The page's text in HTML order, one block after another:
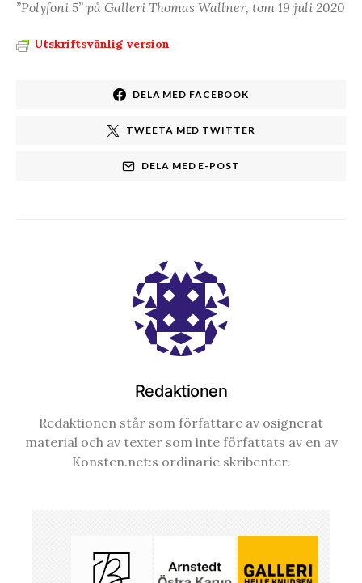
”Polyfoni 5” på Galleri Thomas Wallner, tom 19 juli 2020
Utskriftsvänlig version
DELA MED FACEBOOK
TWEETA MED TWITTER
DELA MED E-POST
Redaktionen
Redaktionen står som författare av osignerat
material och av texter som inte författats av en av
Konsten.net:s ordinarie skribenter.